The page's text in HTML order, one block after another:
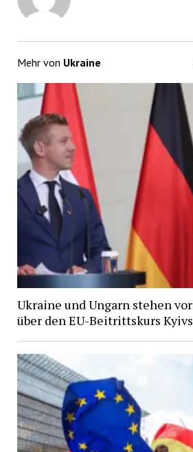
Mehr von Ukraine
Ukraine und Ungarn stehen
über den EU-Beitrittskurs Kyivs